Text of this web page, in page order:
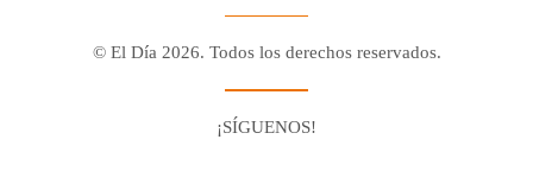
© El Día 2026. Todos los derechos reservados.
¡SÍGUENOS!